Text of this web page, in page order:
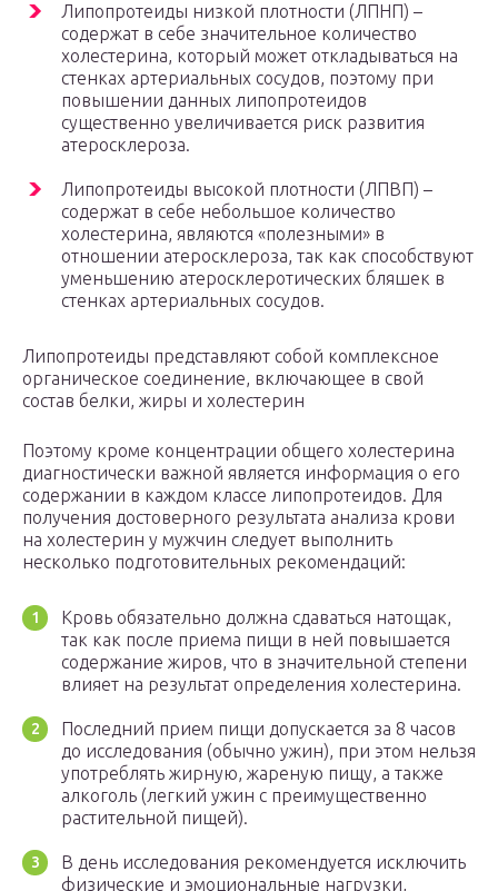
Липопротеиды низкой плотности (ЛПНП) –
содержат в себе значительное количество
холестерина, который может откладываться на
стенках артериальных сосудов, поэтому при
повышении данных липопротеидов
существенно увеличивается риск развития
атеросклероза.
Липопротеиды высокой плотности (ЛПВП) –
содержат в себе небольшое количество
холестерина, являются «полезными» в
отношении атеросклероза, так как способствуют
уменьшению атеросклеротических бляшек в
стенках артериальных сосудов.
Липопротеиды представляют собой комплексное
органическое соединение, включающее в свой
состав белки, жиры и холестерин
Поэтому кроме концентрации общего холестерина
диагностически важной является информация о его
содержании в каждом классе липопротеидов. Для
получения достоверного результата анализа крови
на холестерин у мужчин следует выполнить
несколько подготовительных рекомендаций:
Кровь обязательно должна сдаваться натощак,
так как после приема пищи в ней повышается
содержание жиров, что в значительной степени
влияет на результат определения холестерина.
Последний прием пищи допускается за 8 часов
до исследования (обычно ужин), при этом нельзя
употреблять жирную, жареную пищу, а также
алкоголь (легкий ужин с преимущественно
растительной пищей).
В день исследования рекомендуется исключить
физические и эмоциональные нагрузки,